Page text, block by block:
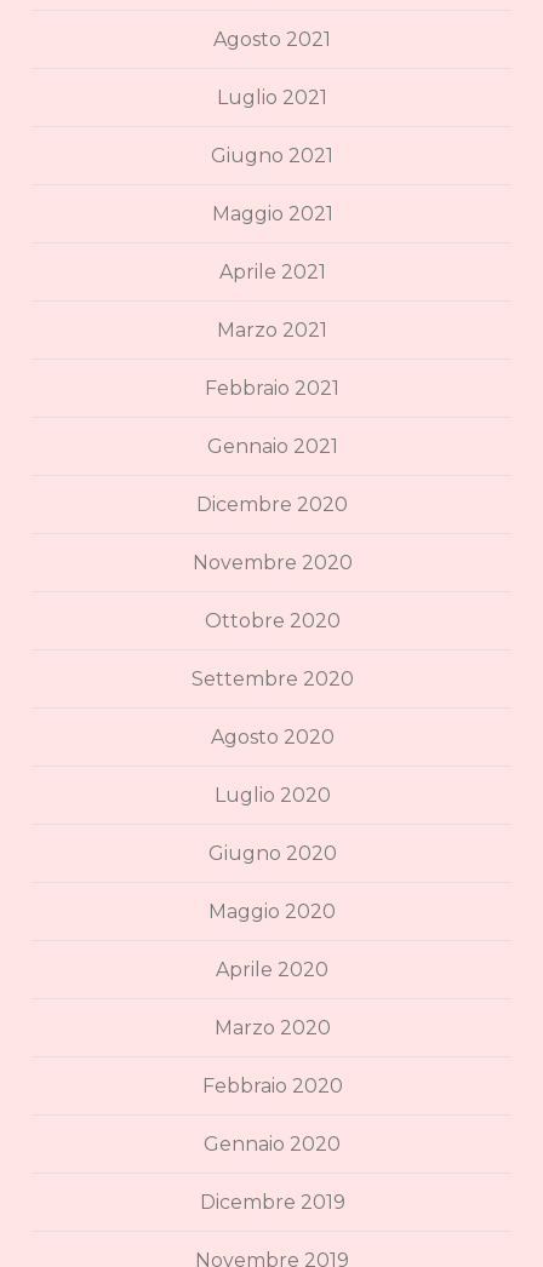
Agosto 2021
Luglio 2021
Giugno 2021
Maggio 2021
Aprile 2021
Marzo 2021
Febbraio 2021
Gennaio 2021
Dicembre 2020
Novembre 2020
Ottobre 2020
Settembre 2020
Agosto 2020
Luglio 2020
Giugno 2020
Maggio 2020
Aprile 2020
Marzo 2020
Febbraio 2020
Gennaio 2020
Dicembre 2019
Novembre 2019